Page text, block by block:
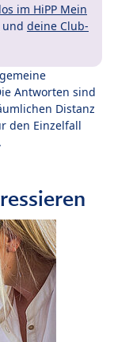
im HiPP Mein
und deine Club-
Antworten sind
Distanz
den Einzelfall